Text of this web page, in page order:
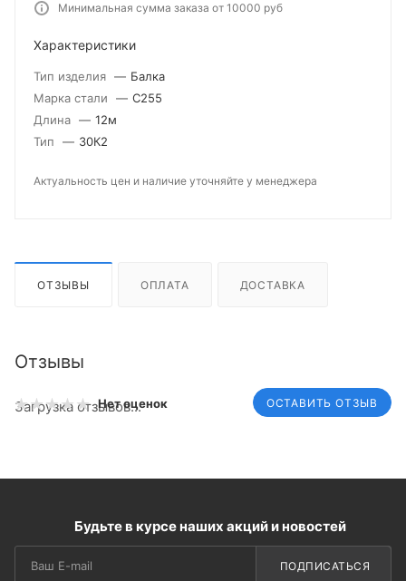
Минимальная сумма заказа от 10000 руб
Характеристики
Тип изделия — Балка
Марка стали
— С255
Длина — 12м
Тип
— 30К2
Актуальность цен и наличие уточняйте у менеджера
ОТЗЫВЫ ОПЛАТА ДОСТАВКА
Отзывы
Нет оценок ОСТАВИТЬ ОТЗЫВ
Загрузка отзывов...
Будьте в курсе наших акций и новостей
ПОДПИСАТЬСЯ